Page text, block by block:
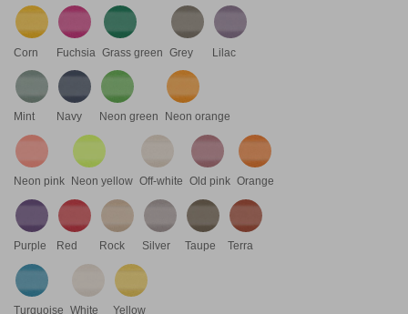
Corn Fuchsia Grass green Grey Lilac
Mint Navy Neon green Neon orange
Neon pink Neon yellow Off-white Old pink Orange
Purple Red Rock Silver Taupe Terra
Turquoise White Yellow